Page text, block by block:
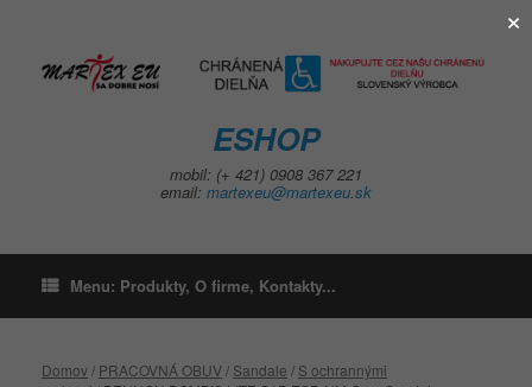
ESHOP
mobil: (+ 421) 0908 367 221
email: martexeu@martexeu.sk
Menu: Produkty, O firme, Kontakty...
Domov/ PRACOVNÁ OBUV/ Sandale / S ochrannými
×